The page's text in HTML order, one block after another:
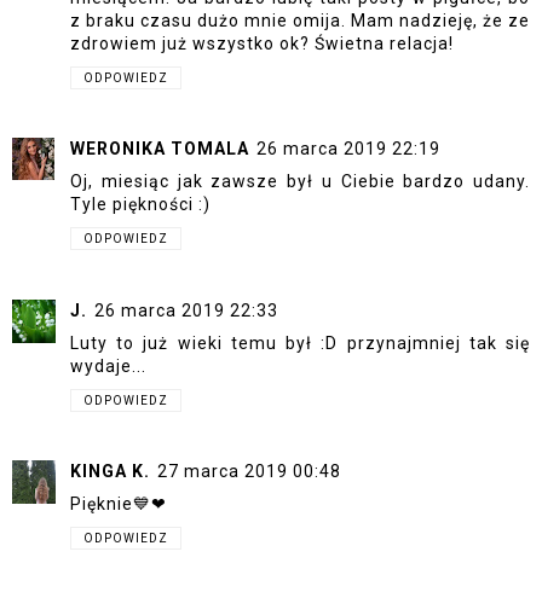
z braku czasu dużo mnie omija. Mam nadzieję, że ze
zdrowiem już wszystko ok? Świetna relacja!
ODPOWIEDZ
WERONIKA TOMALA 26 marca 2019 22:19
Oj, miesiąc jak zawsze był u Ciebie bardzo udany.
Tyle piękności :)
ODPOWIEDZ
J. 26 marca 2019 22:33
Luty to już wieki temu był :D przynajmniej tak się
wydaje...
ODPOWIEDZ
KINGA K. 27 marca 2019 00:48
Pięknie💙❤
ODPOWIEDZ